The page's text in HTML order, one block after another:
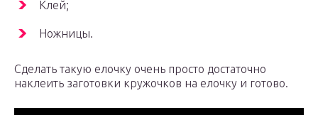
Клей;
Ножницы.
Сделать такую елочку очень просто достаточно
наклеить заготовки кружочков на елочку и готово.